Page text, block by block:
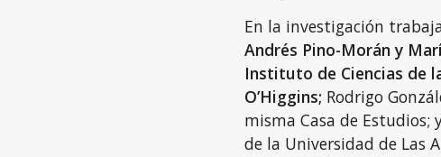
En la investigación
Andrés Pino-Morán y
Instituto de Ciencias de
O’Higgins; Rodrigo
misma Casa de Estudios;
de la Universidad de Las